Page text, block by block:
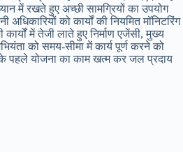
में रखते हुए अच्छी सामग्रियों का उपयोग
अधिकारियों को कार्यों की नियमित मॉनिटरिंग
में तेजी लाते हुए निर्माण एजेंसी, मुख्य
को समय-सीमा में कार्य पूर्ण करने को
पहले योजना का काम खत्म कर जल प्रदाय